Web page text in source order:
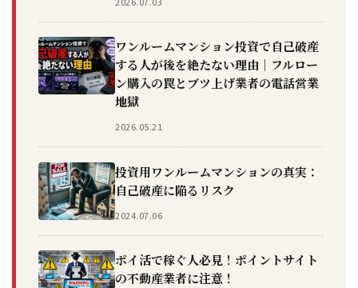
ワンルームマンション投資で自己破産
する人が後を絶たない理由｜フルロー
ン購入の罠とブツ上げ業者の電話営業
地獄
2026.05.21
投資用ワンルームマンションの真実：
自己破産に陥るリスク
2024.07.06
ポイ活で稼ぐ人必見！ポイントサイト
の不動産業者に注意！